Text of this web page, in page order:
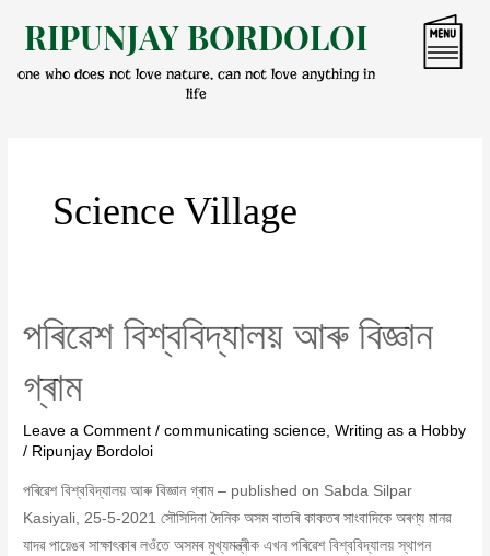
content
RIPUNJAY BORDOLOI
one who does not love nature, can not love anything in
life
Science Village
পৰিৱেশ বিশ্ববিদ্যালয় আৰু বিজ্ঞান
গ্ৰাম
Leave a Comment /communicating science,Writing as a Hobby
/ Ripunjay Bordoloi
পৰিৱেশ বিশ্ববিদ্যালয় আৰু বিজ্ঞান গ্ৰাম – published on Sabda Silpar
Kasiyali, 25-5-2021 সৌসিদিনা দৈনিক অসম বাতৰি কাকতৰ সাংবাদিকে অৰণ্য মানৱ
যাদৱ পায়েঙৰ সাক্ষাৎকাৰ লওঁতে অসমৰ মুখ্যমন্ত্ৰীক এখন পৰিৱেশ বিশ্ববিদ্যালয় স্থাপন
পৰিৱেশ
বিশ্ববিদ্যালয়
আৰু
বিজ্ঞান
গ্ৰাম